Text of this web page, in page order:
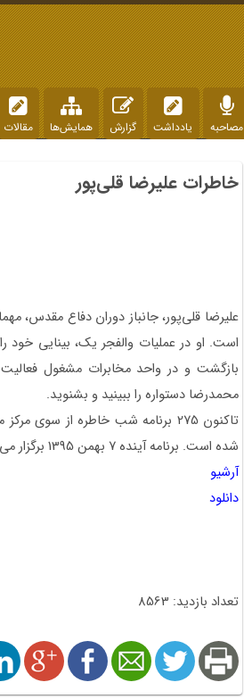
مصاحبه یادداشت گزارش همایش‌ها مقالات
خاطرات علیرضا قلی‌پور
است. او در عملیات والفجر یک، بینایی خود
بازگشت و در واحد مخابرات مشغول
محمدرضا دستواره را ببینید و بشنوید.
تاکنون 275 برنامه شب خاطره از
شده است. برنامه آینده 7 بهمن 1395 برگزار می‌شود.
آرشیو
دانلود
تعداد بازدید: 8563